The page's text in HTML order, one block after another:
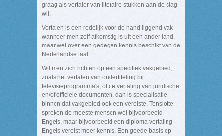
graag als vertaler van literaire stukken aan de slag
wil.
Vertalen is een redelijk voor de hand liggend vak
wanneer men zelf afkomstig is uit een ander land,
maar wel over een gedegen kennis beschikt van de
Nederlandse taal.
Wil men zich richten op een specifiek vakgebied,
zoals het vertalen van ondertiteling bij
televisieprogramma's, of de vertaling van juridische
en/of officiele documenten, dan is specialisatie
binnen dat vakgebied ook een vereiste. Tenslotte
spreken de meeste mensen wel bijvoorbeeld
Engels, maar bijvoorbeeld een diploma vertaling
Engels vereist meer kennis. Een goede basis op